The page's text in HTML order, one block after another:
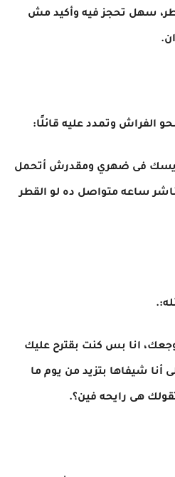
سهل تحجز فيه وأكيد مش
الفراش وتمدد عليه قائلًا:
ديسك فى ضهري ومقدرش أتحمل
ساعه متواصل ده لو القطر
انا بس كنت بقترح عليك
أنا شيفاها بتزيد من يوم ما
هى رايحه فين؟.